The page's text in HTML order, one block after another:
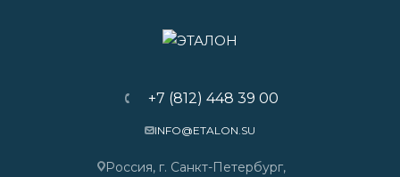
+7 (812) 448 39 00
INFO@ETALON.SU
Россия, г. Санкт-Петербург,